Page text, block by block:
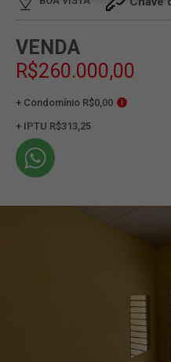
VENDA
R$260.000,00
+ Condomínio R$0,00 i
+ IPTU R$313,25